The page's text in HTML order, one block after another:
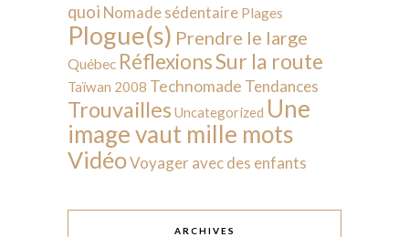
quoi Nomade sédentaire Plages
Plogue(s) Prendre le large
Québec RéflexionsSur la route
Taïwan 2008 Technomade Tendances
Trouvailles Uncategorized Une
image vaut mille mots
VidéoVoyager avec des enfants
ARCHIVES